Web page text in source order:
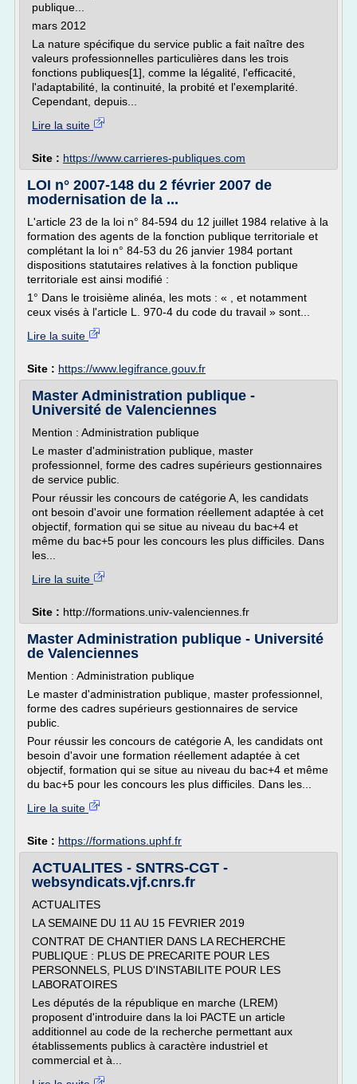
publique...
mars 2012
La nature spécifique du service public a fait naître des
valeurs professionnelles particulières dans les trois
fonctions publiques[1], comme la légalité, l'efficacité,
l'adaptabilité, la continuité, la probité et l'exemplarité.
Cependant, depuis...
Lire la suite
Site : https://www.carrieres-publiques.com
LOI n° 2007-148 du 2 février 2007 de
modernisation de la ...
L'article 23 de la loi n° 84-594 du 12 juillet 1984 relative à la
formation des agents de la fonction publique territoriale et
complétant la loi n° 84-53 du 26 janvier 1984 portant
dispositions statutaires relatives à la fonction publique
territoriale est ainsi modifié :
1° Dans le troisième alinéa, les mots : « , et notamment
ceux visés à l'article L. 970-4 du code du travail » sont...
Lire la suite
Site : https://www.legifrance.gouv.fr
Master Administration publique -
Université de Valenciennes
Mention : Administration publique
Le master d'administration publique, master
professionnel, forme des cadres supérieurs gestionnaires
de service public.
Pour réussir les concours de catégorie A, les candidats
ont besoin d'avoir une formation réellement adaptée à cet
objectif, formation qui se situe au niveau du bac+4 et
même du bac+5 pour les concours les plus difficiles. Dans
les...
Lire la suite
Site : http://formations.univ-valenciennes.fr
Master Administration publique - Université
de Valenciennes
Mention : Administration publique
Le master d'administration publique, master professionnel,
forme des cadres supérieurs gestionnaires de service
public.
Pour réussir les concours de catégorie A, les candidats ont
besoin d'avoir une formation réellement adaptée à cet
objectif, formation qui se situe au niveau du bac+4 et même
du bac+5 pour les concours les plus difficiles. Dans les...
Lire la suite
Site : https://formations.uphf.fr
ACTUALITES - SNTRS-CGT -
websyndicats.vjf.cnrs.fr
ACTUALITES
LA SEMAINE DU 11 AU 15 FEVRIER 2019
CONTRAT DE CHANTIER DANS LA RECHERCHE
PUBLIQUE : PLUS DE PRECARITE POUR LES
PERSONNELS, PLUS D'INSTABILITE POUR LES
LABORATOIRES
Les députés de la république en marche (LREM)
proposent d'introduire dans la loi PACTE un article
additionnel au code de la recherche permettant aux
établissements publics à caractère industriel et
commercial et à...